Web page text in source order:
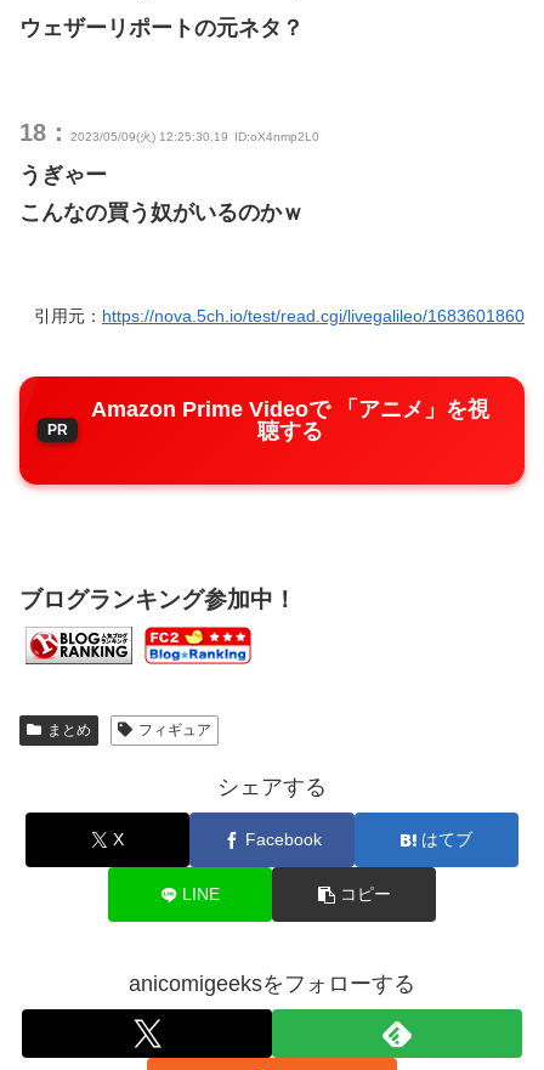
ウェザーリポートの元ネタ？
18： 2023/05/09(火) 12:25:30.19 ID:oX4nmp2L0
うぎゃー
こんなの買う奴がいるのかｗ
引用元： https://nova.5ch.io/test/read.cgi/livegalileo/1683601860
Amazon Prime Videoで 「アニメ」を視
聴する
ブログランキング参加中！
まとめ フィギュア
シェアする
X Facebook はてブ
LINE コピー
anicomigeeksをフォローする